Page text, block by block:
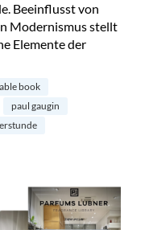
Beeinflusst von
Modernismus stellt
Elemente der
von Beatriz Milhazes“
book
paul gaugin